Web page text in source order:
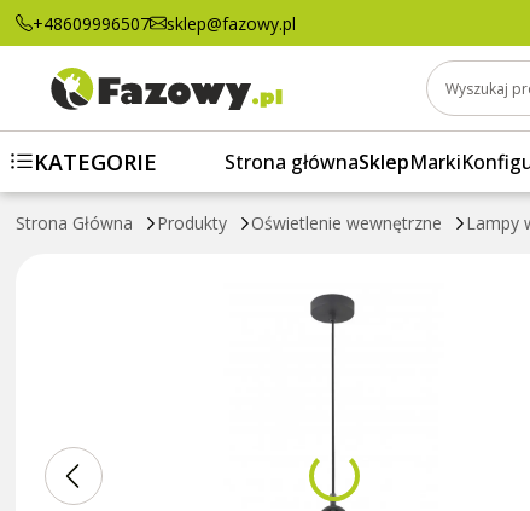
+48609996507 sklep@fazowy.pl
Wyszukaj
KATEGORIE Strona głównaSklepMarki
Strona Główna Produkty Oświetlenie wewnętrzne Lampy
Lampa wisząca GIJA, 2621, TRÓJKĄT,